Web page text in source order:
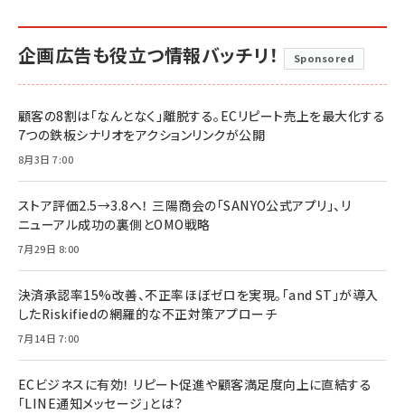
企画広告も役立つ情報バッチリ！ Sponsored
顧客の8割は「なんとなく」離脱する。ECリピート売上を最大化する
7つの鉄板シナリオをアクションリンクが公開
8月3日 7:00
ストア評価2.5→3.8へ！ 三陽商会の「SANYO公式アプリ」、リ
ニューアル成功の裏側とOMO戦略
7月29日 8:00
決済承認率15%改善、不正率ほぼゼロを実現。「and ST」が導入
したRiskifiedの網羅的な不正対策アプローチ
7月14日 7:00
ECビジネスに有効！ リピート促進や顧客満足度向上に直結する
「LINE通知メッセージ」とは？